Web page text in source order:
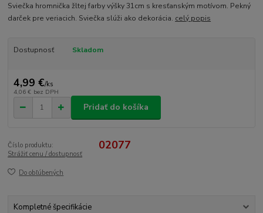
Sviečka hromnička žltej farby výšky 31cm s kresťanským motívom. Pekný
darček pre veriacich. Sviečka slúži ako dekorácia. celý popis
Dostupnosť Skladom
4,99 €/ks
4,06 € bez DPH
Pridať do košíka
Číslo produktu: 02077
Strážiť cenu / dostupnosť
Do obľúbených
Kompletné špecifikácie